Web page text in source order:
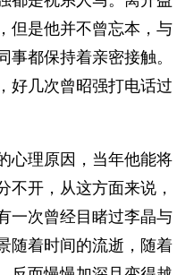
但是他并不曾忘本，与
都保持着亲密接触。
好几次曾昭强打电话过
心理原因，当年他能将
不开，从这方面来说，
一次曾经目睹过李晶与
随着时间的流逝，随着